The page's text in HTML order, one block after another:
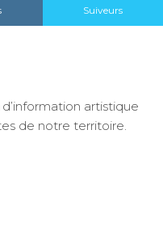
Suiveurs
artistique
de notre territoire.